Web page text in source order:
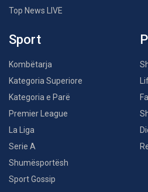
Top News LIVE
Sport
Kombëtarja
Kategoria Superiore
Kategoria e Parë
Premier League
La Liga
Serie A
Shumësportësh
Sport Gossip